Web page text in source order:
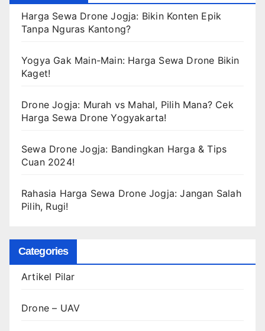
Harga Sewa Drone Jogja: Bikin Konten Epik
Tanpa Nguras Kantong?
Yogya Gak Main-Main: Harga Sewa Drone Bikin
Kaget!
Drone Jogja: Murah vs Mahal, Pilih Mana? Cek
Harga Sewa Drone Yogyakarta!
Sewa Drone Jogja: Bandingkan Harga & Tips
Cuan 2024!
Rahasia Harga Sewa Drone Jogja: Jangan Salah
Pilih, Rugi!
Categories
Artikel Pilar
Drone – UAV